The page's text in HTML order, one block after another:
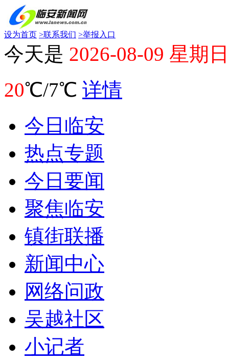
设为首页 >联系我们 >举报入口
今天是 2026-08-09 星期日
20℃/7℃ 详情
今日临安
热点专题
今日要闻
聚焦临安
镇街联播
新闻中心
网络问政
吴越社区
小记者